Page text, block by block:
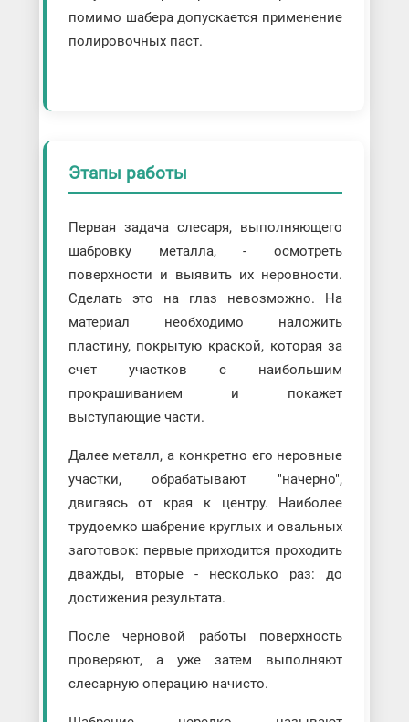
помимо шабера допускается применение
полировочных паст.
Этапы работы
Первая задача слесаря, выполняющего
шабровку металла, - осмотреть
поверхности и выявить их неровности.
Сделать это на глаз невозможно. На
материал необходимо наложить
пластину, покрытую краской, которая за
счет участков с наибольшим
прокрашиванием и покажет
выступающие части.
Далее металл, а конкретно его неровные
участки, обрабатывают "начерно",
двигаясь от края к центру. Наиболее
трудоемко шабрение круглых и овальных
заготовок: первые приходится проходить
дважды, вторые - несколько раз: до
достижения результата.
После черновой работы поверхность
проверяют, а уже затем выполняют
слесарную операцию начисто.